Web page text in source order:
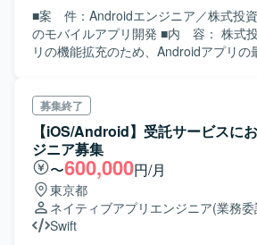
■案 件：Androidエンジニア／株式投
のモバイルアプリ開発 ■内 容： 株式
リの機能拡充のため、Androidアプリの
名 ・アプリエンジニア: 5名 ・サーバエン
理：Backlog 開発環境：Android Studio
Kotlin インフラ：AWS・GCP（
ョンツール：Slack・MetaLife
募集終了
【iOS/Android】受託サービスに
ジニア募集
〜600,000円/月
東京都
ネイティブアプリエンジニア(業務
Swift